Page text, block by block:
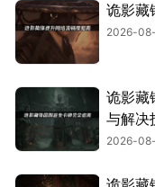
诡影藏
2026-
诡影藏
与解决
2026-